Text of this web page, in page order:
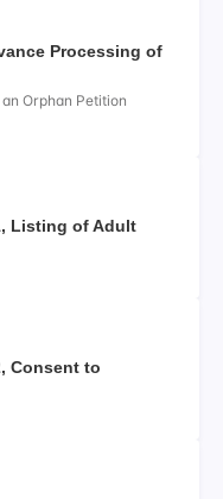
Processing of
Orphan Petition
Listing of Adult
Consent to